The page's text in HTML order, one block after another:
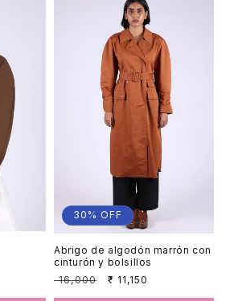
30% OFF
Abrigo de algodón marrón con
cinturón y bolsillos
Precio
₹ 16,000
Precio
₹ 11,150